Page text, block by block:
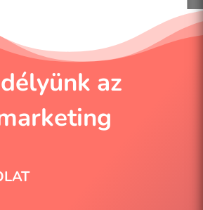
sütik segítenek a
elemzésében, tárolják a
tartalmakat és
Önnek. Ezeket a sütiket
beleegyezésével tároljuk a
élményt.
az